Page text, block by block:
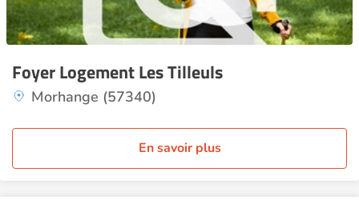
Foyer Logement Les Tilleuls
Morhange (57340)
En savoir plus